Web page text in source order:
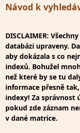
Návod k
DISCLAIMER:
databázi upraveny.
aby dokázala s co
indexů. Bohužel
než které by se tu
informace přesně
indexy! Za správnost
pokud zde záznam
v dané matrice.